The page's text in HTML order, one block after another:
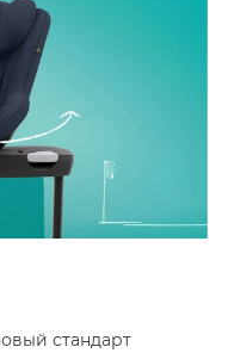
стандарт